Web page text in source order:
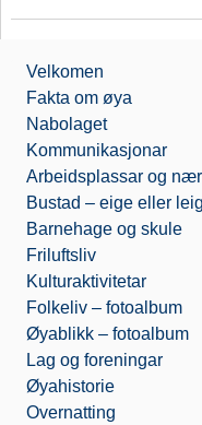
c
o
o
k
i
e
r
t
o
k
.
c
o
m
a
Velkomen
Fakta om øya
Nabolaget
Kommunikasjonar
Arbeidsplassar og
Bustad – eige eller
Barnehage og skule
Friluftsliv
Kulturaktivitetar
Folkeliv – fotoalbum
Øyablikk – fotoalbum
Lag og foreningar
Øyahistorie
Overnatting